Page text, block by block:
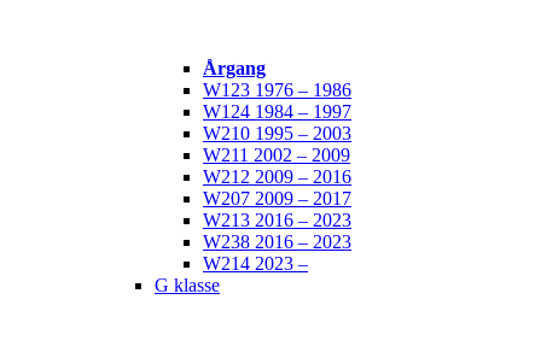
Årgang
W123 1976 – 1986
W124 1984 – 1997
W210 1995 – 2003
W211 2002 – 2009
W212 2009 – 2016
W207 2009 – 2017
W213 2016 – 2023
W238 2016 – 2023
W214 2023 –
G klasse